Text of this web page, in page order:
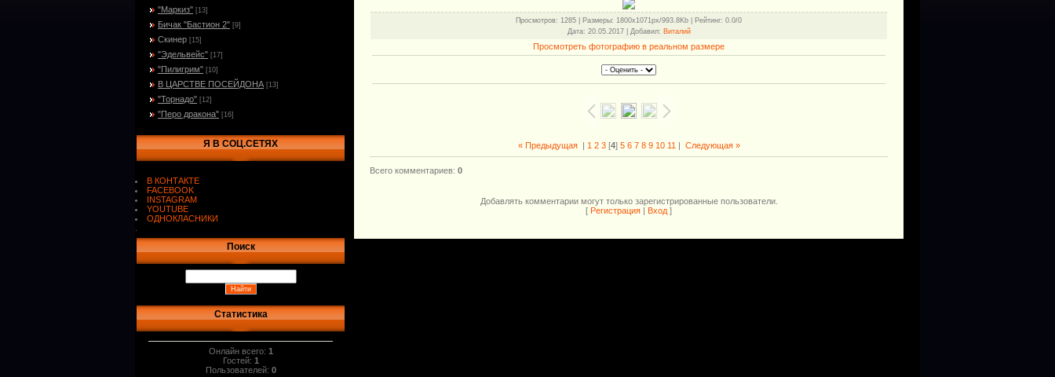
"Маркиз" [13]
Бичак "Бастион 2" [9]
Скинер [15]
"Эдельвейс" [17]
"Пилигрим" [10]
В ЦАРСТВЕ ПОСЕЙДОНА [13]
"Торнадо" [12]
"Перо дракона" [16]
Я В СОЦ.СЕТЯХ
В КОНТАКТЕ
FACEBOOK
INSTAGRAM
YOUTUBE
ОДНОКЛАСНИКИ
Поиск
Статистика
Онлайн всего: 1
Гостей: 1
Пользователей: 0
Просмотров: 1285 | Размеры: 1800x1071px/993.8Kb | Рейтинг: 0.0/0
Дата: 20.05.2017 | Добавил: Виталий
Просмотреть фотографию в реальном размере
« Предыдущая| 1 2 3[4] 5 6 7 8 9 10 11 | Следующая »
Всего комментариев: 0
Добавлять комментарии могут только зарегистрированные пользователи.
[ Регистрация Вход ]